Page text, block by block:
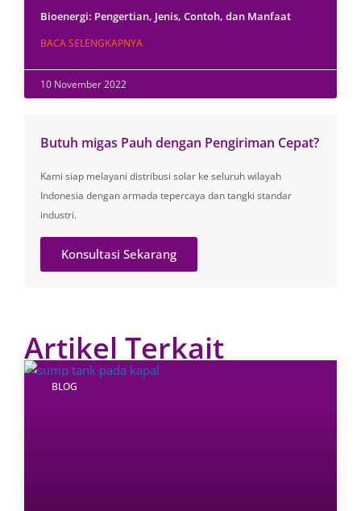
Bioenergi: Pengertian, Jenis, Contoh, dan Manfaat
BACA SELENGKAPNYA
10 November 2022
Butuh migas Pauh dengan Pengiriman Cepat?
Kami siap melayani distribusi solar ke seluruh wilayah
Indonesia dengan armada tepercaya dan tangki standar
industri.
Konsultasi Sekarang
Artikel Terkait
BLOG